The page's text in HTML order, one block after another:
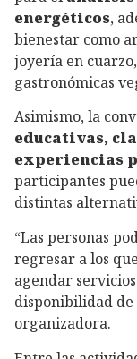
energéticos,
bienestar como
joyería en
gastronómicas
Asimismo, la
educativas,
experiencias
participantes
distintas
“Las personas
regresar a los
agendar
disponibilidad de
organizadora.